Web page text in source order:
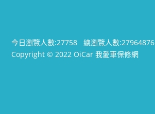
今日瀏覽人數:27758總瀏覽人數:27964876
Copyright © 2022 OiCar 我愛車保修網